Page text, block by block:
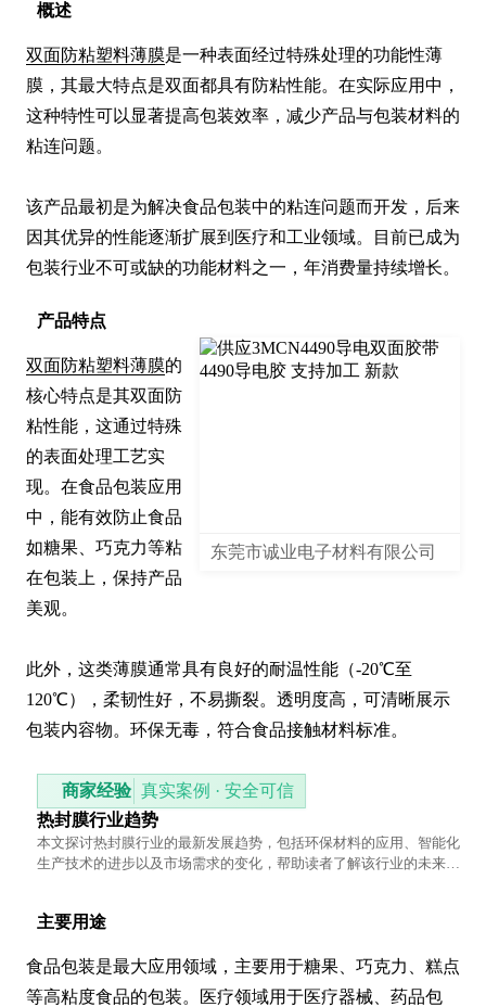
概述
双面防粘塑料薄膜是一种表面经过特殊处理的功能性薄
膜，其最大特点是双面都具有防粘性能。在实际应用中，
这种特性可以显著提高包装效率，减少产品与包装材料的
粘连问题。
该产品最初是为解决食品包装中的粘连问题而开发，后来
因其优异的性能逐渐扩展到医疗和工业领域。目前已成为
包装行业不可或缺的功能材料之一，年消费量持续增长。
产品特点
东莞市诚业电子材料有限公司
双面防粘塑料薄膜的
核心特点是其双面防
粘性能，这通过特殊
的表面处理工艺实
现。在食品包装应用
中，能有效防止食品
如糖果、巧克力等粘
在包装上，保持产品
美观。
此外，这类薄膜通常具有良好的耐温性能（-20℃至
120℃），柔韧性好，不易撕裂。透明度高，可清晰展示
包装内容物。环保无毒，符合食品接触材料标准。
商家经验 真实案例 · 安全可信
热封膜行业趋势
本文探讨热封膜行业的最新发展趋势，包括环保材料的应用、智能化
生产技术的进步以及市场需求的变化，帮助读者了解该行业的未来方
主要用途
食品包装是最大应用领域，主要用于糖果、巧克力、糕点
等高粘度食品的包装。医疗领域用于医疗器械、药品包